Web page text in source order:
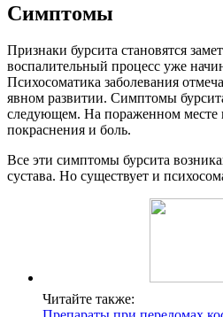
Симптомы
Признаки бурсита становятся
воспалительный процесс уже
Психосоматика заболевания
явном развитии. Симптомы
следующем. На пораженном месте
покраснения и боль.
Все эти симптомы бурсита
сустава. Но существует и
Читайте также: